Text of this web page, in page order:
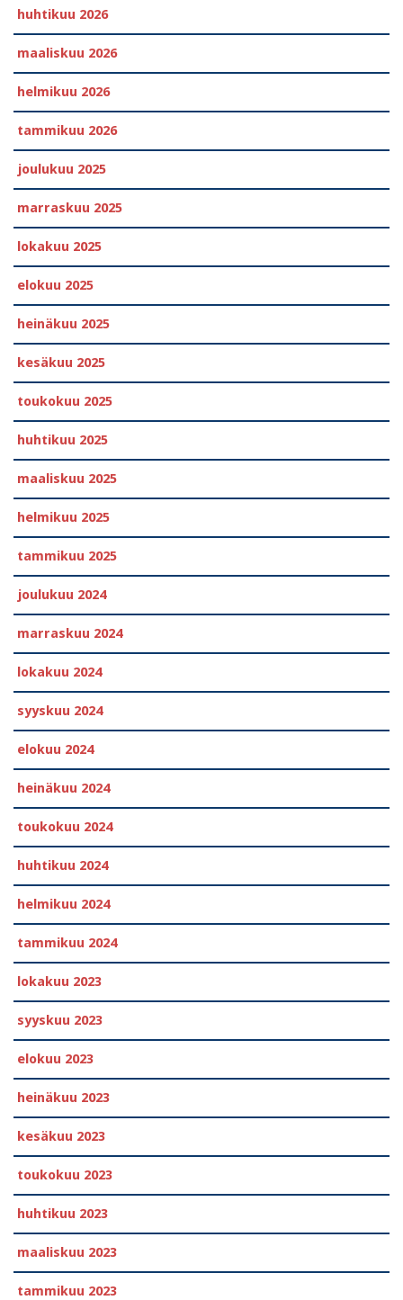
huhtikuu 2026
maaliskuu 2026
helmikuu 2026
tammikuu 2026
joulukuu 2025
marraskuu 2025
lokakuu 2025
elokuu 2025
heinäkuu 2025
kesäkuu 2025
toukokuu 2025
huhtikuu 2025
maaliskuu 2025
helmikuu 2025
tammikuu 2025
joulukuu 2024
marraskuu 2024
lokakuu 2024
syyskuu 2024
elokuu 2024
heinäkuu 2024
toukokuu 2024
huhtikuu 2024
helmikuu 2024
tammikuu 2024
lokakuu 2023
syyskuu 2023
elokuu 2023
heinäkuu 2023
kesäkuu 2023
toukokuu 2023
huhtikuu 2023
maaliskuu 2023
tammikuu 2023